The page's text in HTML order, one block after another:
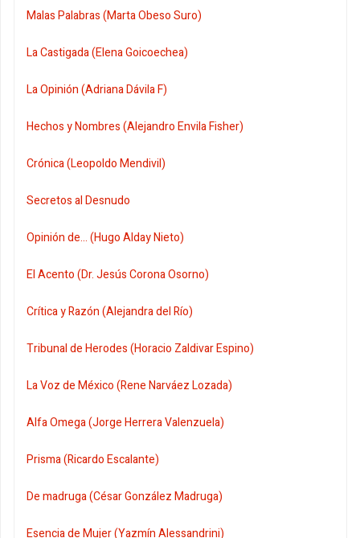
Malas Palabras (Marta Obeso Suro)
La Castigada (Elena Goicoechea)
La Opinión (Adriana Dávila F)
Hechos y Nombres (Alejandro Envila Fisher)
Crónica (Leopoldo Mendivil)
Secretos al Desnudo
Opinión de... (Hugo Alday Nieto)
El Acento (Dr. Jesús Corona Osorno)
Crítica y Razón (Alejandra del Río)
Tribunal de Herodes (Horacio Zaldivar Espino)
La Voz de México (Rene Narváez Lozada)
Alfa Omega (Jorge Herrera Valenzuela)
Prisma (Ricardo Escalante)
De madruga (César González Madruga)
Esencia de Mujer (Yazmín Alessandrini)